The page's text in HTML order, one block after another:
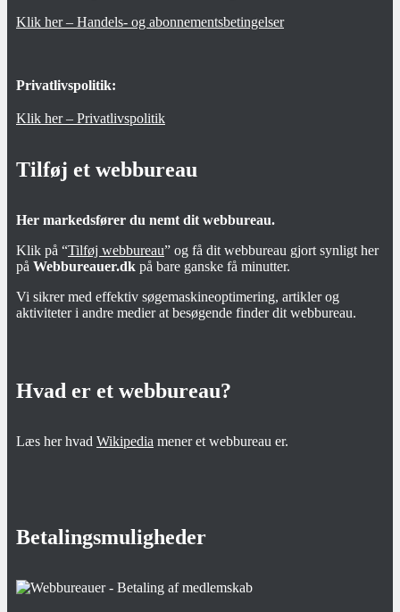
Klik her – Handels- og abonnementsbetingelser
Privatlivspolitik:
Klik her – Privatlivspolitik
Tilføj et webbureau
Her markedsfører du nemt dit webbureau.
Klik på “Tilføj webbureau” og få dit webbureau gjort synligt her
på Webbureauer.dk på bare ganske få minutter.
Vi sikrer med effektiv søgemaskineoptimering, artikler og
aktiviteter i andre medier at besøgende finder dit webbureau.
Hvad er et webbureau?
Læs her hvad Wikipedia mener et webbureau er.
Betalingsmuligheder